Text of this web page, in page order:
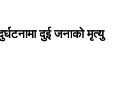
दुई जनाको मृत्यु